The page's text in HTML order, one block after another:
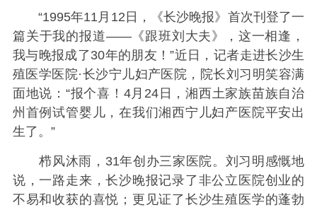
“1995年11月12日，《长沙晚报》首次刊登了一
篇关于我的报道——《跟班刘大夫》，这一相逢，
我与晚报成了30年的朋友！”近日，记者走进长沙生
殖医学医院·长沙宁儿妇产医院，院长刘习明笑容满
面地说：“报个喜！4月24日，湘西土家族苗族自治
州首例试管婴儿，在我们湘西宁儿妇产医院平安出
生了。”
栉风沐雨，31年创办三家医院。刘习明感慨地
说，一路走来，长沙晚报记录了非公立医院创业的
不易和收获的喜悦；更见证了长沙生殖医学的蓬勃